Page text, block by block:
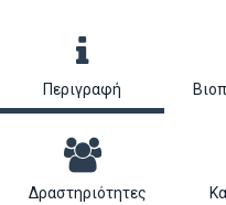
Περιγραφή
Δραστηριότητες